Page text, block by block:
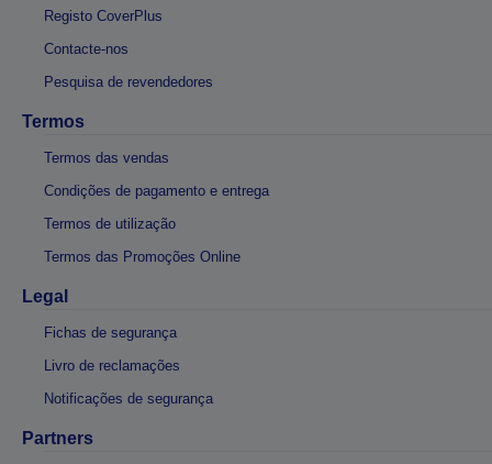
Registo CoverPlus
Contacte-nos
Pesquisa de revendedores
Termos
Termos das vendas
Condições de pagamento e entrega
Termos de utilização
Termos das Promoções Online
Legal
Fichas de segurança
Livro de reclamações
Notificações de segurança
Partners